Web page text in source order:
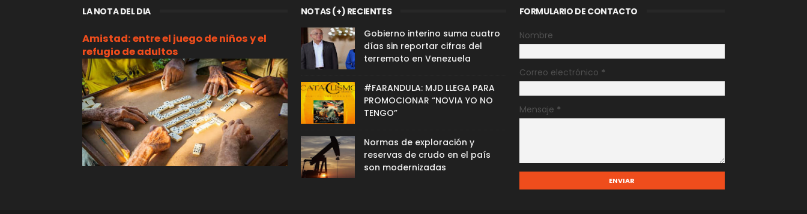
LA NOTA DEL DIA
Amistad: entre el juego de niños y el
refugio de adultos
NOTAS (+) RECIENTES
Gobierno interino suma cuatro
días sin reportar cifras del
terremoto en Venezuela
#FARANDULA: MJD LLEGA PARA
PROMOCIONAR “NOVIA YO NO
TENGO”
Normas de exploración y
reservas de crudo en el país
son modernizadas
FORMULARIO DE CONTACTO
Nombre
Correo electrónico *
Mensaje *